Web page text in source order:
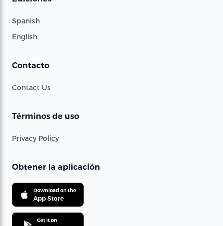
Spanish
English
Contacto
Contact Us
Términos de uso
Privacy Policy
Obtener la aplicación
Download on the
App Store
Get it on